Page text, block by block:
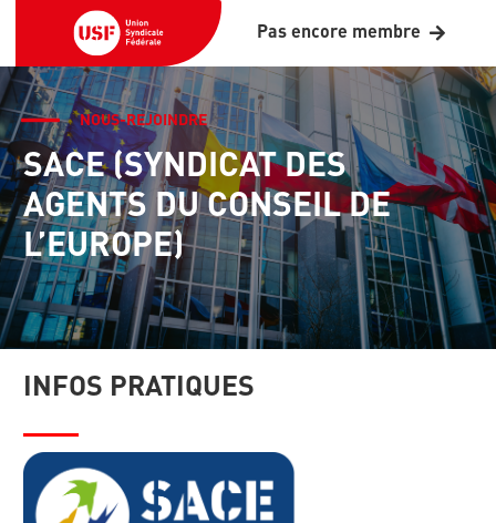
Pas encore membre
NOUS-REJOINDRE
SACE (SYNDICAT DES
AGENTS DU CONSEIL DE
L’EUROPE)
INFOS PRATIQUES